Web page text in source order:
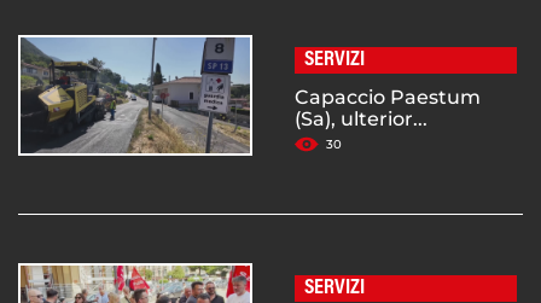
SERVIZI
Capaccio Paestum
(Sa), ulterior...
30
SERVIZI